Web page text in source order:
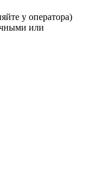
у оператора)
или